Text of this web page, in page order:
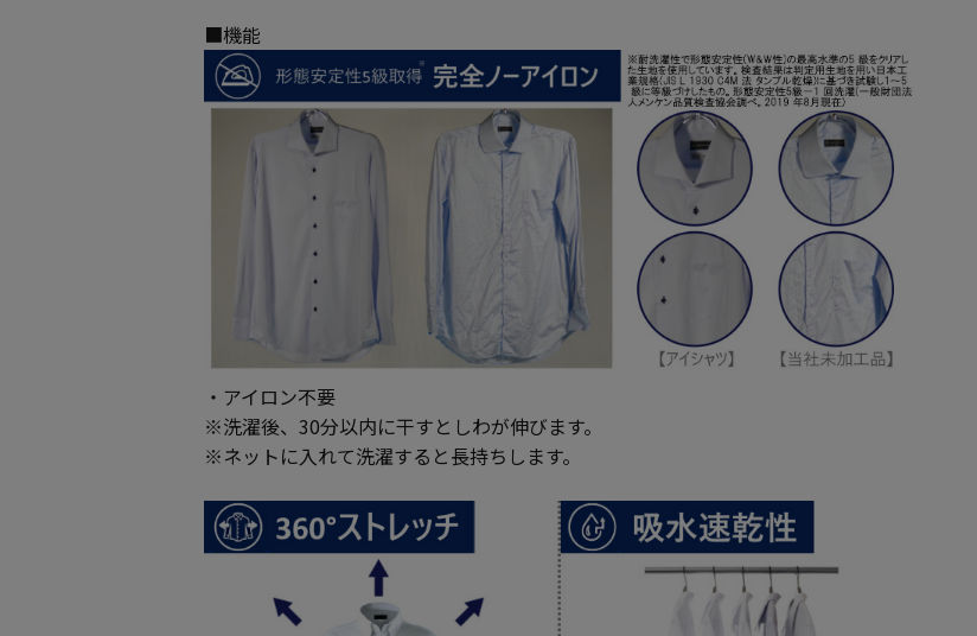
■機能
・アイロン不要
※洗濯後、30分以内に干すとしわが伸びます。
※ネットに入れて洗濯すると長持ちします。